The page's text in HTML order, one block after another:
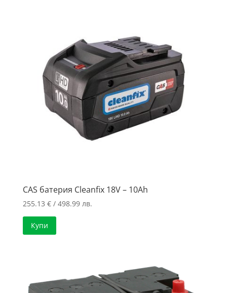
CAS батерия Cleanfix 18V – 10Ah
255.13 €/ 498.99 лв.
Купи